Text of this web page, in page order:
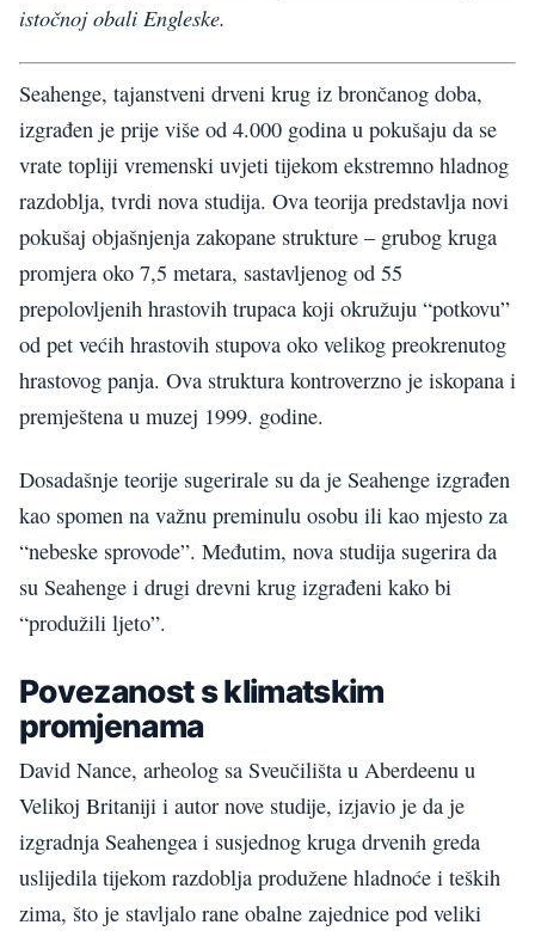
istočnoj obali Engleske.
Seahenge, tajanstveni drveni krug iz brončanog doba,
izgrađen je prije više od 4.000 godina u pokušaju da se
vrate topliji vremenski uvjeti tijekom ekstremno hladnog
razdoblja, tvrdi nova studija. Ova teorija predstavlja novi
pokušaj objašnjenja zakopane strukture – grubog kruga
promjera oko 7,5 metara, sastavljenog od 55
prepolovljenih hrastovih trupaca koji okružuju “potkovu”
od pet većih hrastovih stupova oko velikog preokrenutog
hrastovog panja. Ova struktura kontroverzno je iskopana i
premještena u muzej 1999. godine.
Dosadašnje teorije sugerirale su da je Seahenge izgrađen
kao spomen na važnu preminulu osobu ili kao mjesto za
“nebeske sprovode”. Međutim, nova studija sugerira da
su Seahenge i drugi drevni krug izgrađeni kako bi
“produžili ljeto”.
Povezanost s klimatskim
promjenama
David Nance, arheolog sa Sveučilišta u Aberdeenu u
Velikoj Britaniji i autor nove studije, izjavio je da je
izgradnja Seahengea i susjednog kruga drvenih greda
uslijedila tijekom razdoblja produžene hladnoće i teških
zima, što je stavljalo rane obalne zajednice pod veliki